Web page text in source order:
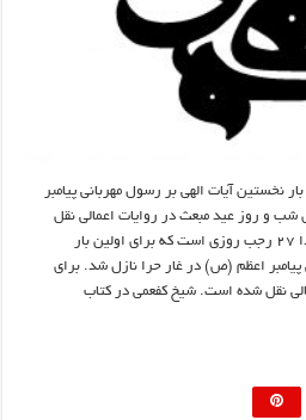
نخستین آیات الهی بر رسول مهربانی پیامبر
و روز عید مبعث در روایات اعمالی نقل
شده است. به گزارش قرآنیوم ، فردا ۲۷ رجب روزی است که برای اولین بار
پیامبر اعظم (ص) در غار حرا نازل شد. برای
نقل شده است. شیخ کفعمی در کتاب